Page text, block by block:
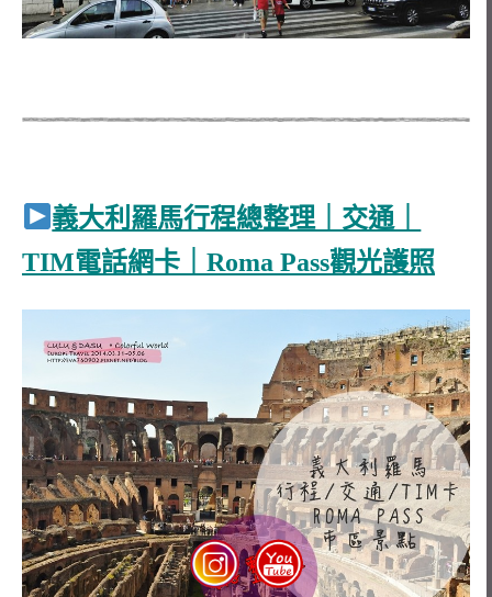
義大利羅馬行程總整理｜交通｜
TIM電話網卡｜Roma Pass觀光護照